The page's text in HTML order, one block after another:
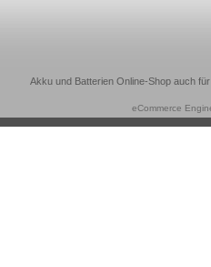
Akku und Batterien Online-Shop auch
eCommerce